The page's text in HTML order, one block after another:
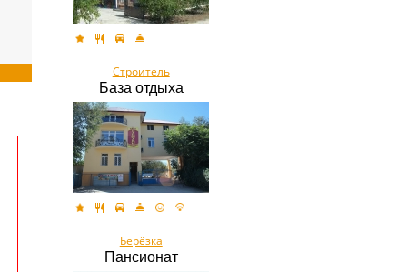
Строитель
База отдыха
Берёзка
Пансионат